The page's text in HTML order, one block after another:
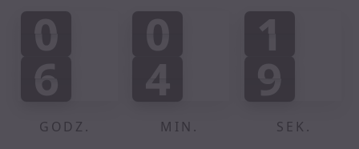
0
0
6
6
6
6
0
0
4
4
4
4
1
2
1
8
9
8
0
9
GODZ. MIN. SEK.